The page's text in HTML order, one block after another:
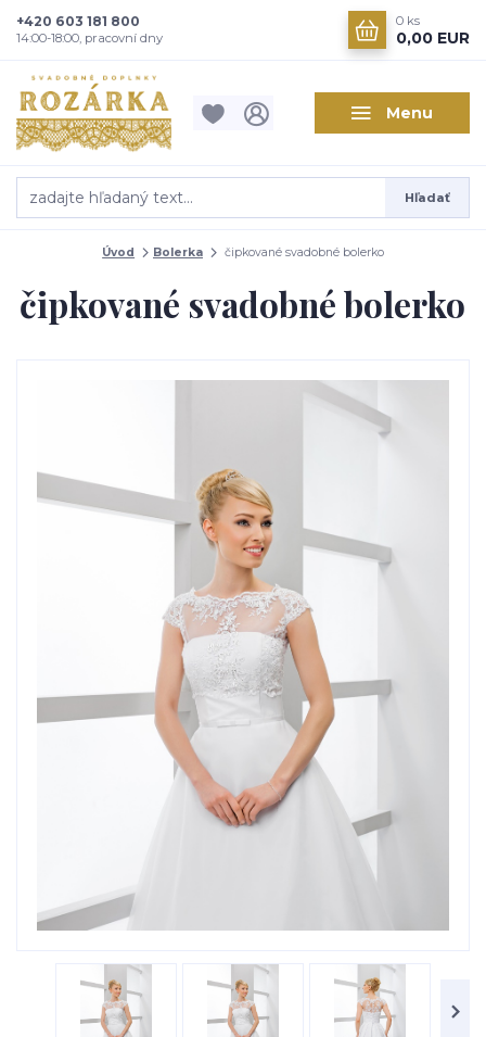
Menu
Hľadať
+420 603 181 800
14:00-18:00, pracovní dny
0 ks
0,00 EUR
Úvod Bolerka čipkované svadobné bolerko
čipkované svadobné bolerko